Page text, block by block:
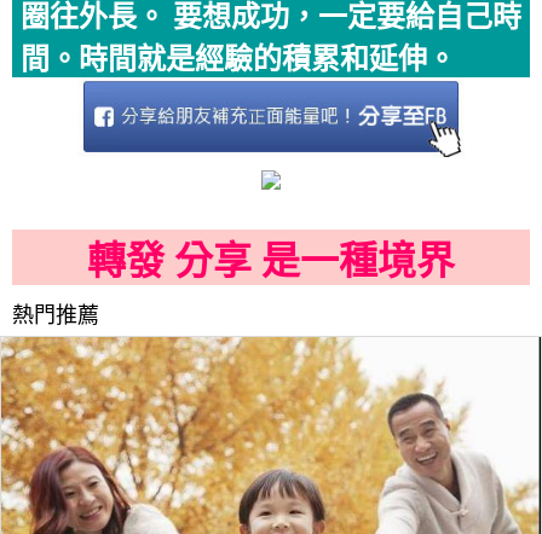
圈往外長。 要想成功，一定要給自己時
間。時間就是經驗的積累和延伸。
轉發 分享 是一種境界
熱門推薦